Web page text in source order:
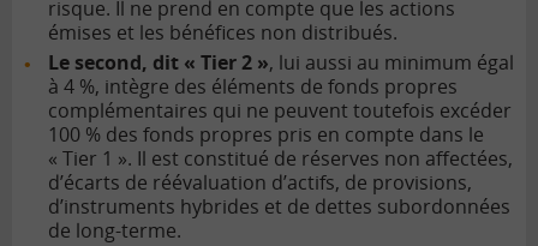
risque. Il ne prend en compte que les actions
émises et les bénéfices non distribués.
Le second, dit « Tier 2 », lui aussi au minimum égal
à 4 %, intègre des éléments de fonds propres
complémentaires qui ne peuvent toutefois excéder
100 % des fonds propres pris en compte dans le
« Tier 1 ». Il est constitué de réserves non affectées,
d’écarts de réévaluation d’actifs, de provisions,
d’instruments hybrides et de dettes subordonnées
de long-terme.